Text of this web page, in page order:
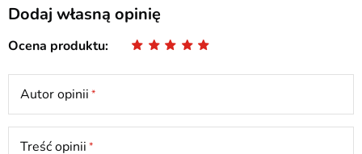
Dodaj własną opinię
Ocena produktu
Autor opinii
Treść opinii